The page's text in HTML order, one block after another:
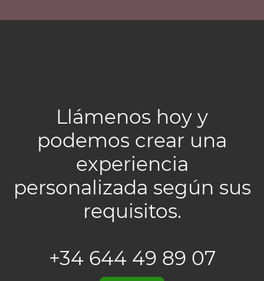
Llámenos hoy y
podemos crear una
experiencia
personalizada según sus
requisitos.
+34 644 49 89 07